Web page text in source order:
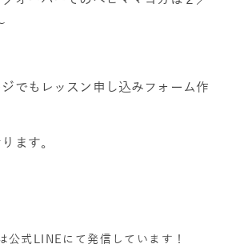
でもレッスン申し込みフォーム作
ます。
公式LINEにて発信しています！